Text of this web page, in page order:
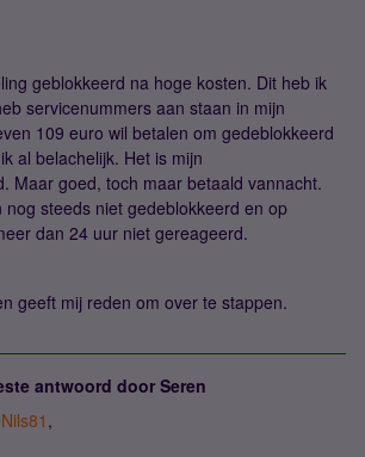
geblokkeerd na hoge kosten. Dit heb ik
servicenummers aan staan in mijn
109 euro wil betalen om gedeblokkeerd
al belachelijk. Het is mijn
Maar goed, toch maar betaald vannacht.
nog steeds niet gedeblokkeerd en op
dan 24 uur niet gereageerd.
geeft mij reden om over te stappen.
antwoord door Seren
,